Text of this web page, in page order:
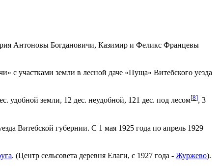
Антоновы Богдановичи, Казимир и Феликс Францевы
с участками земли в лесной даче «Пуща» Витебского уезда
удобной земли, 12 дес. неудобной, 121 дес. под лесом[8], 3
Витебской губернии. С 1 мая 1925 года по апрель 1929
. (Центр сельсовета деревня Елаги, с 1927 года - Журжево).